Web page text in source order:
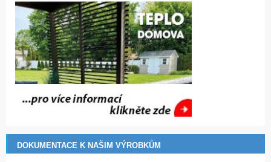
DOKUMENTACE K NAŠIM VÝROBKŮM